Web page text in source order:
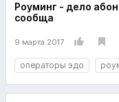
Роуминг - дело
сообща
9 марта 2017
операторы эдо